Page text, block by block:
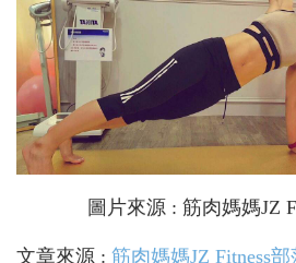
圖片來源 : 筋肉媽媽JZ
文章來源 : 筋肉媽媽JZ Fitness部